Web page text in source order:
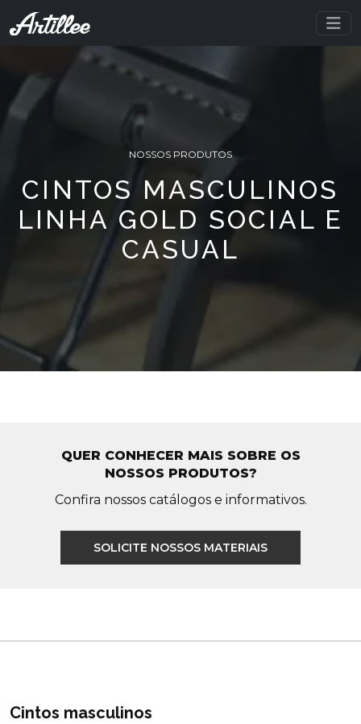
NOSSOS PRODUTOS
CINTOS MASCULINOS
LINHA GOLD SOCIAL E
CASUAL
QUER CONHECER MAIS SOBRE OS
NOSSOS PRODUTOS?
Confira nossos catálogos e informativos.
SOLICITE NOSSOS MATERIAIS
Cintos masculinos